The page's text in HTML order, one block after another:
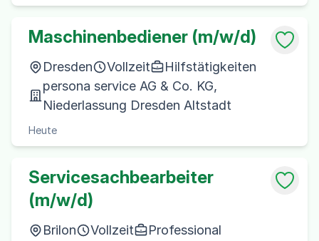
Maschinenbediener (m/w/d)
Dresden Vollzeit
Hilfstätigkeiten
persona service AG & Co. KG,
Niederlassung Dresden Altstadt
Heute
Servicesachbearbeiter
(m/w/d)
Brilon Vollzeit
Professional